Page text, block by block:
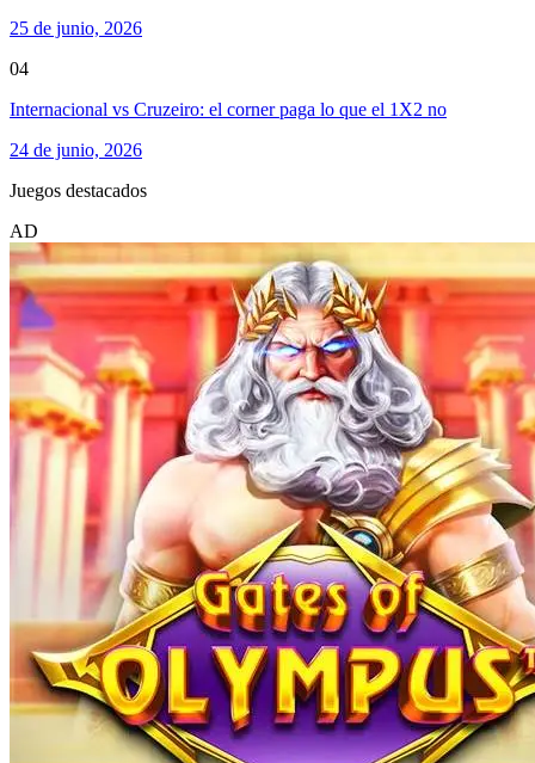
25 de junio, 2026
04
Internacional vs Cruzeiro: el corner paga lo que el 1X2 no
24 de junio, 2026
Juegos destacados
AD